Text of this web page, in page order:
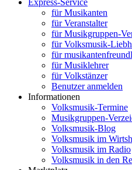
Express-Service
für Musikanten
für Veranstalter
für Musikgruppen-
für Volksmusik-
für
für Musiklehrer
für Volkstänzer
Benutzer anmelden
Informationen
Volksmusik-Termine
Musikgruppen-
Volksmusik-Blog
Volksmusik im
Volksmusik im Radio
Volksmusik in den